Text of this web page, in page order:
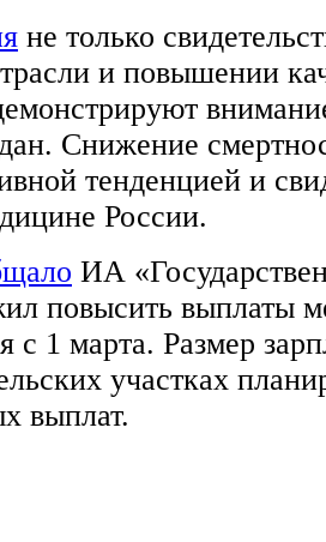
не только
и повышении
Снижение
тенденцией и
России.
ИА
повысить выплаты
с 1 марта. Размер
участках
выплат.